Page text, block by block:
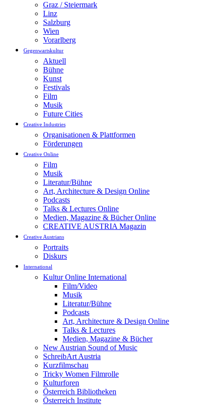
Graz / Steiermark
Linz
Salzburg
Wien
Vorarlberg
Gegenwartskultur
Aktuell
Bühne
Kunst
Festivals
Film
Musik
Future Cities
Creative Industries
Organisationen & Plattformen
Förderungen
Creative Online
Film
Musik
Literatur/Bühne
Art, Architecture & Design Online
Podcasts
Talks & Lectures Online
Medien, Magazine & Bücher Online
CREATIVE AUSTRIA Magazin
Creative Austrians
Portraits
Diskurs
International
Kultur Online International
Film/Video
Musik
Literatur/Bühne
Podcasts
Art, Architecture & Design Online
Talks & Lectures
Medien, Magazine & Bücher
New Austrian Sound of Music
SchreibArt Austria
Kurzfilmschau
Tricky Women Filmrolle
Kulturforen
Österreich Bibliotheken
Österreich Institute